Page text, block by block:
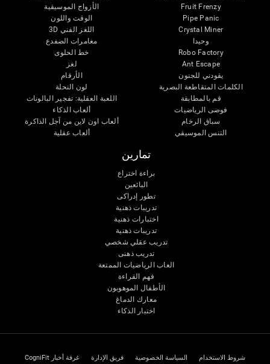
Fruit Frenzy
Pipe Panic
Crystal Miner
وحيدا
Robo Factory
Ant Escape
يقودني للجنون
الكلمات المتقاطعة البصرية
قم بالمطابقة
فوضى الرياضيات
سباق الرخام
التنس الموسيقي
الأزواج الموسيقية
الوقت واللون
اللغز الفني 3D
مغامرات الضفدع
خط الحلوى
لغز
الأرقام
لون النحلة
اللعبة العقلية: تفجير البالونات
ألعاب الذكاء
ألعاب اون لاين من آجل الذاكرة
ألعاب عقلية
تمارين
براءة اختراع
البائعين
تطور إدراكى
تدريبات ذهنية
اختبارات ذهنية
تدريبات ذهنية
تدريب عقلي شخصي
تدريب ذهنى
العاب الرياضيات الممتعة
فهم القراءة
الأطفال الموهوبون
معارك الدماغ
اختبار الذكاء
شروط الاستخدام السياسة الخصوصية فريق الإدارة غرفة أخبار CogniFit